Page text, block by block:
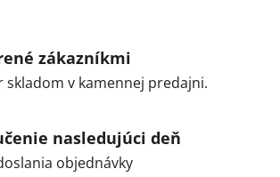
zákazníkmi
skladom v kamennej predajni.
nasledujúci deň
objednávky